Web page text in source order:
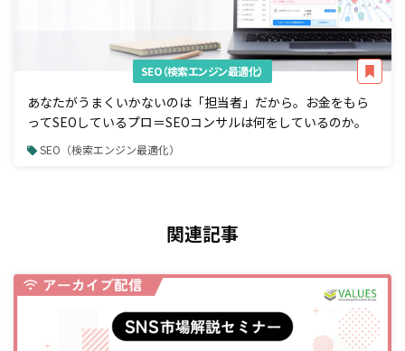
SEO（検索エンジン最適化）
あなたがうまくいかないのは「担当者」だから。お金をもら
ってSEOしているプロ＝SEOコンサルは何をしているのか。
SEO（検索エンジン最適化）
関連記事